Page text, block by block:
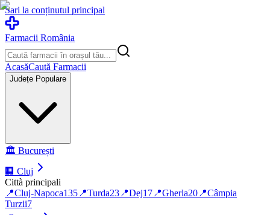
Sari la conținutul principal
Farmacii România
AcasăCaută Farmacii
Județe Populare
🏛️ București
🏢 Cluj
Città principali
📍Cluj-Napoca135 📍Turda23 📍Dej17 📍Gherla20 📍Câmpia
Turzii7